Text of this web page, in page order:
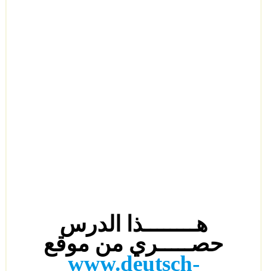
هــــــــذا الدرس
حصـــــري من موقع
www.deutsch-